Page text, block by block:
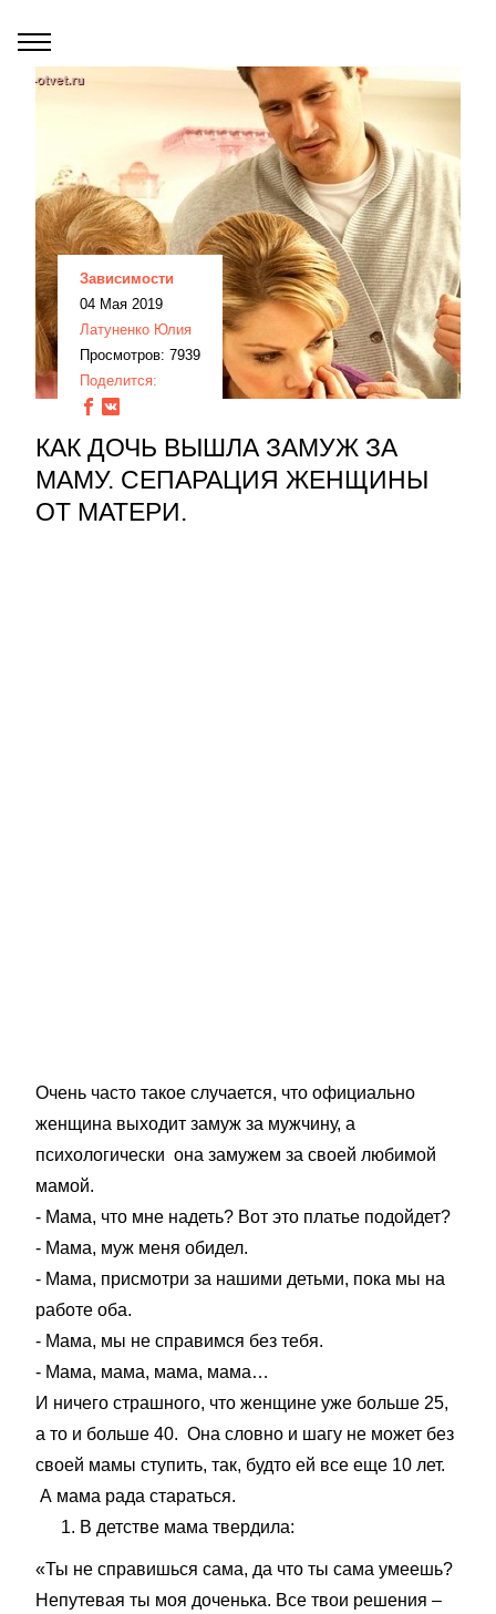
Зависимости
04 Мая 2019
Латуненко Юлия
Просмотров: 7939
Поделится:
КАК ДОЧЬ ВЫШЛА ЗАМУЖ ЗА
МАМУ. СЕПАРАЦИЯ ЖЕНЩИНЫ
ОТ МАТЕРИ.
Очень часто такое случается, что официально
женщина выходит замуж за мужчину, а
психологически она замужем за своей любимой
мамой.
- Мама, что мне надеть? Вот это платье подойдет?
- Мама, муж меня обидел.
- Мама, присмотри за нашими детьми, пока мы на
работе оба.
- Мама, мы не справимся без тебя.
- Мама, мама, мама, мама…
И ничего страшного, что женщине уже больше 25,
а то и больше 40. Она словно и шагу не может без
своей мамы ступить, так, будто ей все еще 10 лет.
А мама рада стараться.
В детстве мама твердила:
«Ты не справишься сама, да что ты сама умеешь?
Непутевая ты моя доченька. Все твои решения –